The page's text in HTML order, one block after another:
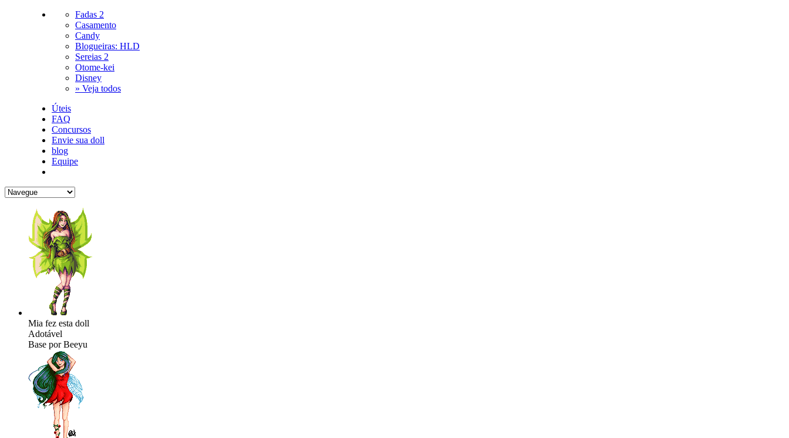
Fadas 2
Casamento
Candy
Blogueiras: HLD
Sereias 2
Otome-kei
Disney
» Veja todos
Úteis
FAQ
Concursos
Envie sua doll
blog
Equipe
Mia fez esta doll
Adotável
Base por Beeyu